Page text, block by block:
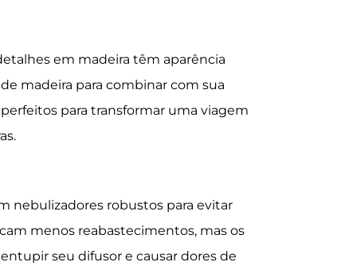
em madeira têm aparência
madeira para combinar com sua
para transformar uma viagem
nebulizadores robustos para evitar
menos reabastecimentos, mas os
seu difusor e causar dores de